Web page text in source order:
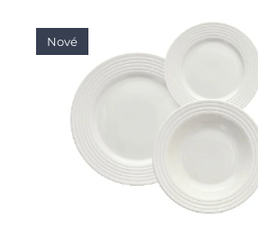
Nové